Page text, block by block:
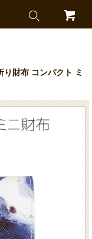
財布 コンパクト ミ